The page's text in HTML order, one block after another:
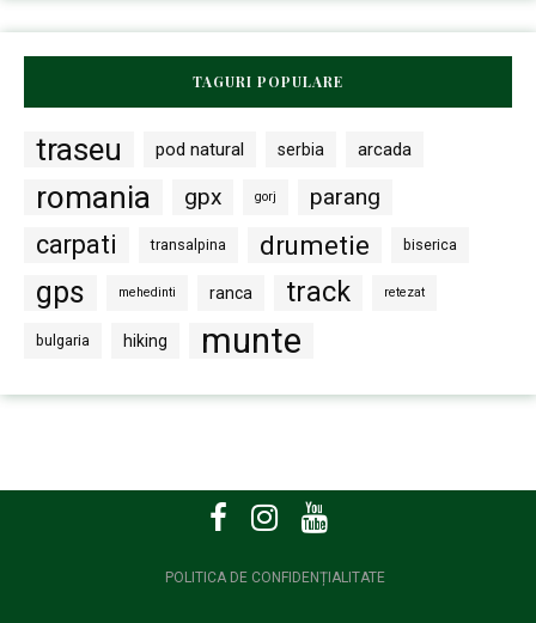
TAGURI POPULARE
traseu pod natural serbia arcada
romania gpx gorj parang
carpati transalpina drumetie biserica
gps mehedinti ranca track retezat
bulgaria hiking munte
POLITICA DE CONFIDENȚIALITATE